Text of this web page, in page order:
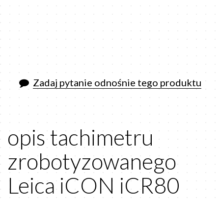
Zadaj pytanie odnośnie tego produktu
opis tachimetru
zrobotyzowanego
Leica iCON iCR80